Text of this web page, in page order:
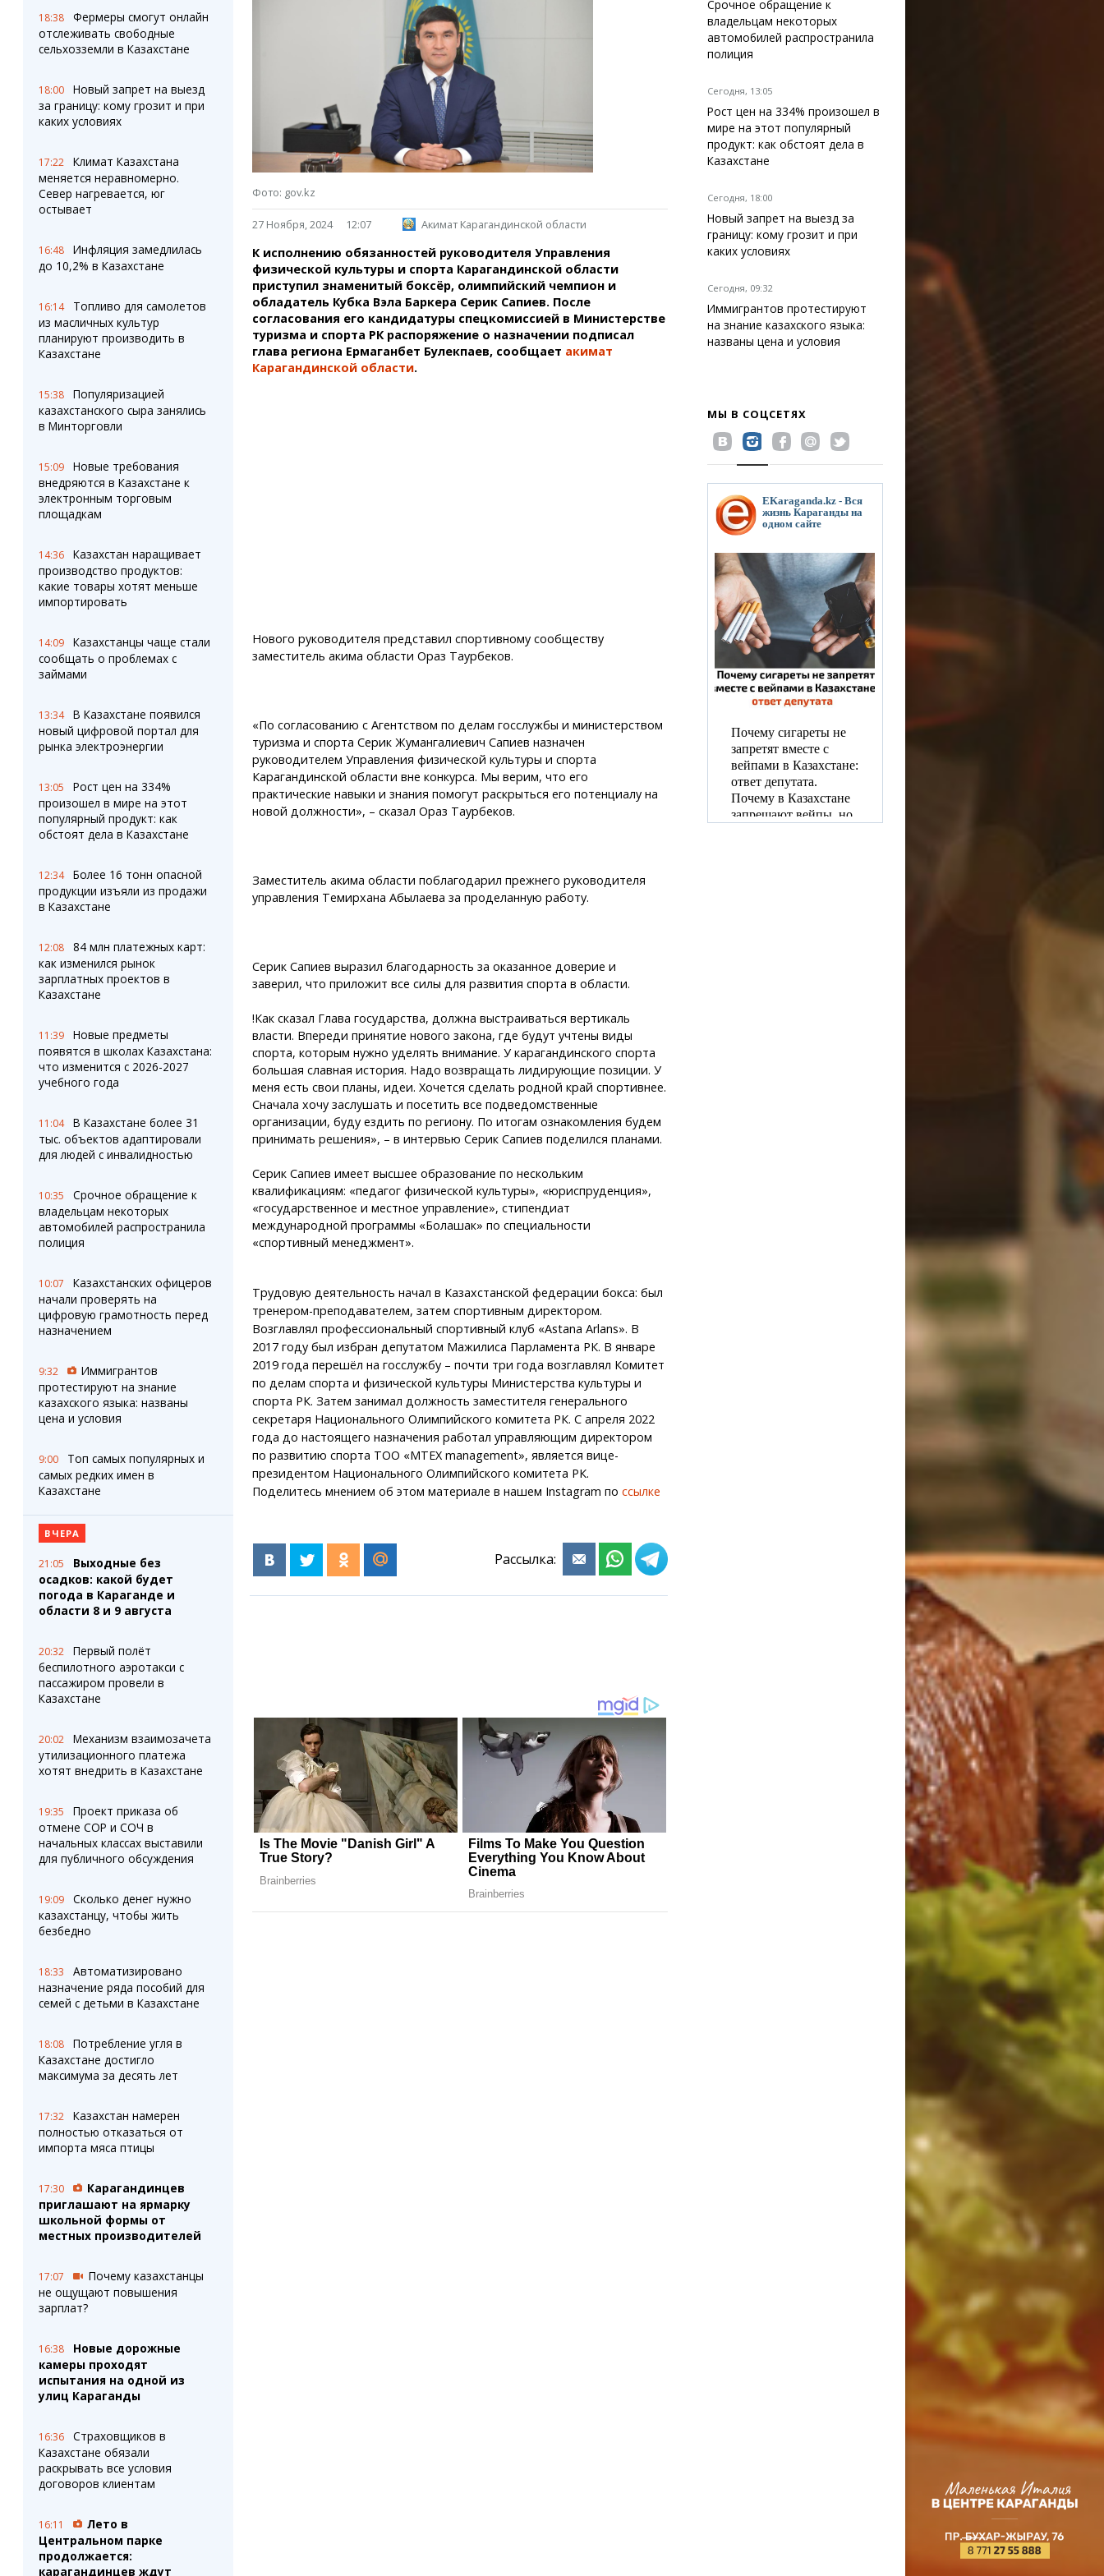
Фотокомиксы
Коллаж недели
Темиртау
Балхаш
Жезказган
Медиа
Видео
3D-тур
Timelapse
Сервисы
Переводчик
Справочник
Расписание транспорта
Автобусные остановки
Купить шины, легко!
18:38
Фермеры смогут онлайн
отслеживать свободные
сельхозземли в Казахстане
18:00
Новый запрет на выезд
за границу: кому грозит и при
каких условиях
17:22
Климат Казахстана
меняется неравномерно.
Север нагревается, юг
остывает
16:48
Инфляция замедлилась
до 10,2% в Казахстане
16:14
Топливо для самолетов
из масличных культур
планируют производить в
Казахстане
15:38
Популяризацией
казахстанского сыра занялись
в Минторговли
15:09
Новые требования
внедряются в Казахстане к
электронным торговым
площадкам
14:36
Казахстан наращивает
производство продуктов:
какие товары хотят меньше
импортировать
14:09
Казахстанцы чаще стали
сообщать о проблемах с
займами
13:34
В Казахстане появился
новый цифровой портал для
рынка электроэнергии
13:05
Рост цен на 334%
произошел в мире на этот
популярный продукт: как
обстоят дела в Казахстане
12:34
Более 16 тонн опасной
продукции изъяли из продажи
в Казахстане
12:08
84 млн платежных карт:
как изменился рынок
зарплатных проектов в
Казахстане
11:39
Новые предметы
появятся в школах Казахстана:
что изменится с 2026-2027
учебного года
11:04
В Казахстане более 31
тыс. объектов адаптировали
для людей с инвалидностью
10:35
Срочное обращение к
владельцам некоторых
автомобилей распространила
полиция
10:07
Казахстанских офицеров
начали проверять на
цифровую грамотность перед
назначением
9:32
Иммигрантов
протестируют на знание
казахского языка: названы
цена и условия
9:00
Топ самых популярных и
самых редких имен в
Казахстане
ВЧЕРА
21:05
Выходные без
осадков: какой будет
погода в Караганде и
области 8 и 9 августа
20:32
Первый полёт
беспилотного аэротакси с
пассажиром провели в
Казахстане
20:02
Механизм взаимозачета
утилизационного платежа
хотят внедрить в Казахстане
19:35
Проект приказа об
отмене СОР и СОЧ в
начальных классах выставили
для публичного обсуждения
19:09
Сколько денег нужно
казахстанцу, чтобы жить
безбедно
18:33
Автоматизировано
назначение ряда пособий для
семей с детьми в Казахстане
18:08
Потребление угля в
Казахстане достигло
максимума за десять лет
17:32
Казахстан намерен
полностью отказаться от
импорта мяса птицы
17:30
Карагандинцев
приглашают на ярмарку
школьной формы от
местных производителей
17:07
Почему казахстанцы
не ощущают повышения
зарплат?
16:38
Новые дорожные
камеры проходят
испытания на одной из
улиц Караганды
16:36
Страховщиков в
Казахстане обязали
раскрывать все условия
договоров клиентам
16:11
Лето в
Центральном парке
продолжается:
карагандинцев ждут
Фото: gov.kz
27 Ноября, 2024 12:07 Акимат Карагандинской области
К исполнению обязанностей руководителя Управления
физической культуры и спорта Карагандинской области
приступил знаменитый боксёр, олимпийский чемпион и
обладатель Кубка Вэла Баркера Серик Сапиев. После
согласования его кандидатуры спецкомиссией в Министерстве
туризма и спорта РК распоряжение о назначении подписал
глава региона Ермаганбет Булекпаев, сообщает акимат
Карагандинской области.
Нового руководителя представил спортивному сообществу
заместитель акима области Ораз Таурбеков.
«По согласованию с Агентством по делам госслужбы и министерством
туризма и спорта Серик Жумангалиевич Сапиев назначен
руководителем Управления физической культуры и спорта
Карагандинской области вне конкурса. Мы верим, что его
практические навыки и знания помогут раскрыться его потенциалу на
новой должности», – сказал Ораз Таурбеков.
Заместитель акима области поблагодарил прежнего руководителя
управления Темирхана Абылаева за проделанную работу.
Серик Сапиев выразил благодарность за оказанное доверие и
заверил, что приложит все силы для развития спорта в области.
!Как сказал Глава государства, должна выстраиваться вертикаль
власти. Впереди принятие нового закона, где будут учтены виды
спорта, которым нужно уделять внимание. У карагандинского спорта
большая славная история. Надо возвращать лидирующие позиции. У
меня есть свои планы, идеи. Хочется сделать родной край спортивнее.
Сначала хочу заслушать и посетить все подведомственные
организации, буду ездить по региону. По итогам ознакомления будем
принимать решения», – в интервью Серик Сапиев поделился планами.
Серик Сапиев имеет высшее образование по нескольким
квалификациям: «педагог физической культуры», «юриспруденция»,
«государственное и местное управление», стипендиат
международной программы «Болашак» по специальности
«спортивный менеджмент».
Трудовую деятельность начал в Казахстанской федерации бокса: был
тренером-преподавателем, затем спортивным директором.
Возглавлял профессиональный спортивный клуб «Astana Arlans». В
2017 году был избран депутатом Мажилиса Парламента РК. В январе
2019 года перешёл на госслужбу – почти три года возглавлял Комитет
по делам спорта и физической культуры Министерства культуры и
спорта РК. Затем занимал должность заместителя генерального
секретаря Национального Олимпийского комитета РК. С апреля 2022
года до настоящего назначения работал управляющим директором
по развитию спорта ТОО «MTEX management», является вице-
президентом Национального Олимпийского комитета РК.
Поделитесь мнением об этом материале в нашем Instagram по ссылке
Рассылка:
Срочное обращение к
владельцам некоторых
автомобилей распространила
полиция
Сегодня, 13:05
Рост цен на 334% произошел в
мире на этот популярный
продукт: как обстоят дела в
Казахстане
Сегодня, 18:00
Новый запрет на выезд за
границу: кому грозит и при
каких условиях
Сегодня, 09:32
Иммигрантов протестируют
на знание казахского языка:
названы цена и условия
МЫ В СОЦСЕТЯХ
EKaraganda.kz - Вся
жизнь Караганды на
одном сайте